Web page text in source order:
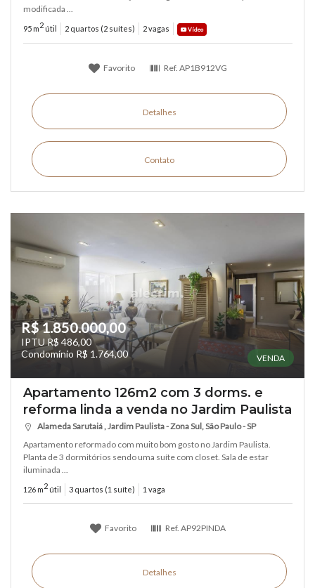
modificada ...
95 m2 útil 2 quartos (2 suítes) 2 vagas Vídeo
Favorito Ref. AP1B912VG
Detalhes
Contato
R$ 1.850.000,00
IPTU R$ 486,00
Condomínio R$ 1.764,00
VENDA
Apartamento 126m2 com 3 dorms. e
reforma linda a venda no Jardim Paulista
Alameda Sarutaiá , Jardim Paulista - Zona Sul, São Paulo - SP
Apartamento reformado com muito bom gosto no Jardim Paulista.
Planta de 3 dormitórios sendo uma suíte com closet. Sala de estar
iluminada ...
126 m2 útil 3 quartos (1 suíte) 1 vaga
Favorito Ref. AP92PINDA
Detalhes